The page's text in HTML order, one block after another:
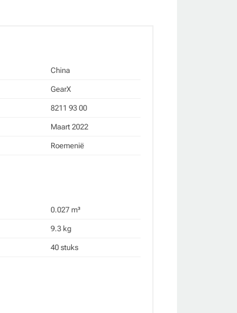
China
GearX
8211 93 00
Maart 2022
Roemenië
0.027 m³
9.3 kg
40 stuks